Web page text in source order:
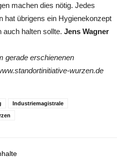
machen dies nötig. Jedes
hat übrigens ein Hygienekonzept
auch halten sollte. Jens Wagner
gerade erschienenen
wurzen.de
Industriemagistrale